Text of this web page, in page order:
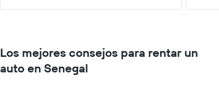
Los mejores consejos para rentar un
auto en Senegal